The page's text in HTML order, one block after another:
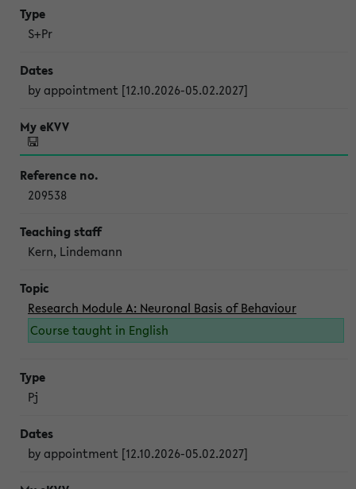
S+Pr
by appointment [12.10.2026-05.02.2027]
209538
Kern, Lindemann
Research Module A: Neuronal Basis of Behaviour
Course taught in English
Pj
by appointment [12.10.2026-05.02.2027]